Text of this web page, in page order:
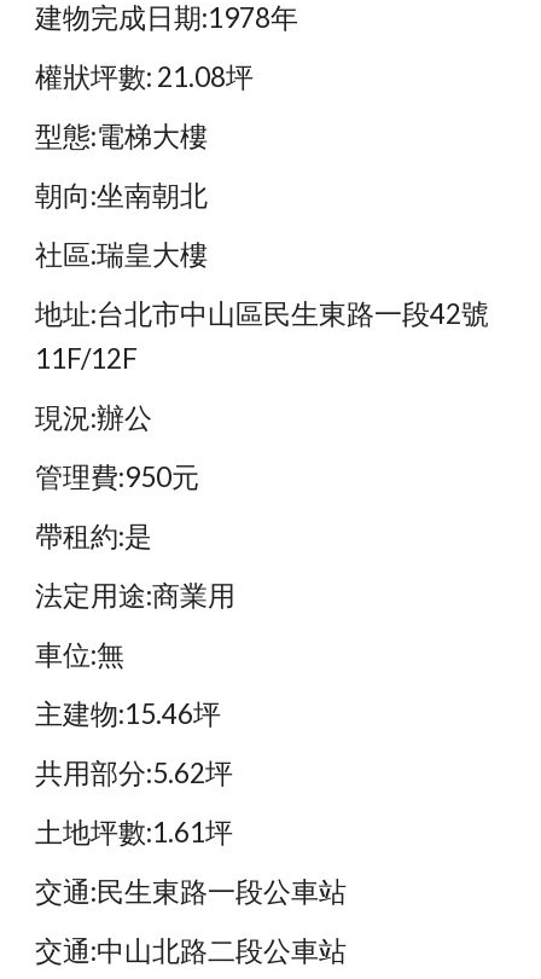
建物完成日期:1978年
權狀坪數: 21.08坪
型態:電梯大樓
朝向:坐南朝北
社區:瑞皇大樓
地址:台北市中山區民生東路一段42號
11F/12F
現況:辦公
管理費:950元
帶租約:是
法定用途:商業用
車位:無
主建物:15.46坪
共用部分:5.62坪
土地坪數:1.61坪
交通:民生東路一段公車站
交通:中山北路二段公車站